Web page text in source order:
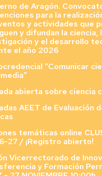
de Aragón.
para la
y actividades que
y difundan la ciencia,
y el desarrollo
el año 2026
“Comunicar
abierta sobre ciencia
AEET de Evaluación
temáticas online
27 / ¡Registro abierto!
Vicerrectorado de
y Formación